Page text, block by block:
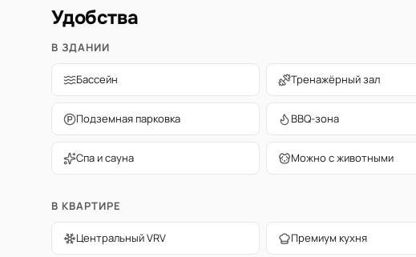
Удобства
В ЗДАНИИ
Бассейн Тренажёрный зал
Подземная парковка BBQ-зона
Спа и сауна Можно с животными
В КВАРТИРЕ
Центральный VRV Премиум кухня